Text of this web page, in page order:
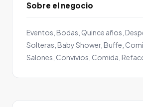
Sobre el negocio
Eventos, Bodas, Quince años,
Solteras, Baby Shower, Buffe,
Salones, Convivios, Comida,